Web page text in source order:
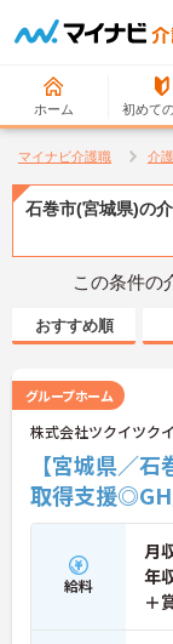
ホーム 初めて
マイナビ介護職 介
石巻市(宮城県)の
この条件の
おすすめ順
グループホーム
株式会社ツクイツク
【宮城県／
取得支援
給料
月
年
＋